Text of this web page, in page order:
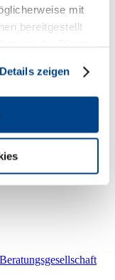
mit
bereitgestellt
Details zeigen